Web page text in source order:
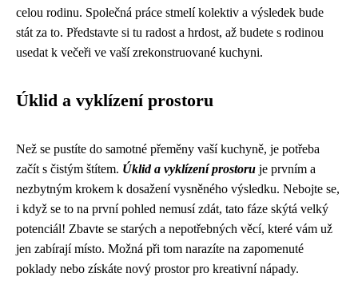
celou rodinu. Společná práce stmelí kolektiv a výsledek bude
stát za to. Představte si tu radost a hrdost, až budete s rodinou
usedat k večeři ve vaší zrekonstruované kuchyni.
Úklid a vyklízení prostoru
Než se pustíte do samotné přeměny vaší kuchyně, je potřeba
začít s čistým štítem. Úklid a vyklízení prostoru je prvním a
nezbytným krokem k dosažení vysněného výsledku. Nebojte se,
i když se to na první pohled nemusí zdát, tato fáze skýtá velký
potenciál! Zbavte se starých a nepotřebných věcí, které vám už
jen zabírají místo. Možná při tom narazíte na zapomenuté
poklady nebo získáte nový prostor pro kreativní nápady.